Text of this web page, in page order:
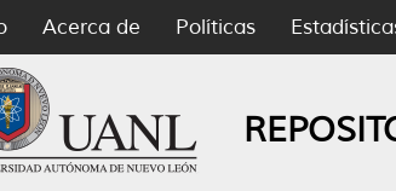
Acerca de Políticas